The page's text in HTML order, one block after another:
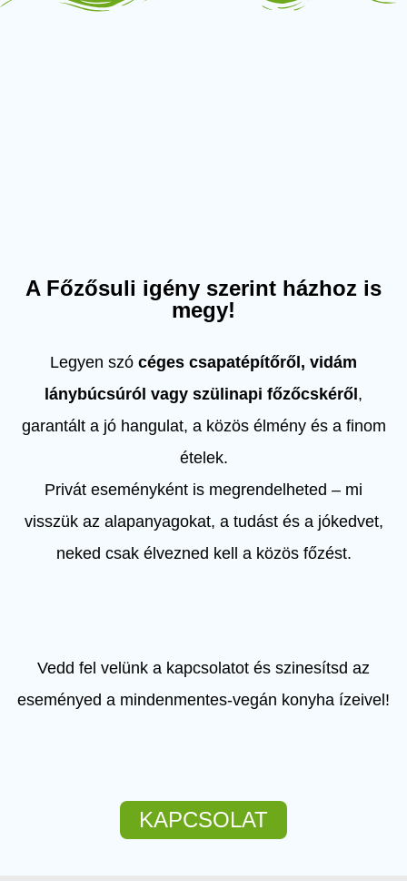
A Főzősuli igény szerint házhoz is
megy!
Legyen szó céges csapatépítőről, vidám
lánybúcsúról vagy szülinapi főzőcskéről,
garantált a jó hangulat, a közös élmény és a finom
ételek.
Privát eseményként is megrendelheted – mi
visszük az alapanyagokat, a tudást és a jókedvet,
neked csak élvezned kell a közös főzést.
Vedd fel velünk a kapcsolatot és szinesítsd az
eseményed a mindenmentes-vegán konyha ízeivel!
KAPCSOLAT